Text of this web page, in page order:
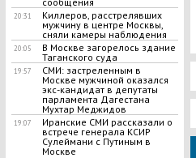
20:31
Киллеров, расстрелявших
мужчину в центре Москвы,
сняли камеры наблюдения
20:05
В Москве загорелось здание
Таганского суда
19:57
СМИ: застреленным в
Москве мужчиной оказался
экс-кандидат в депутаты
парламента Дагестана
Мухтар Меджидов
19:07
Иранские СМИ рассказали о
встрече генерала КСИР
Сулеймани с Путиным в
Москве